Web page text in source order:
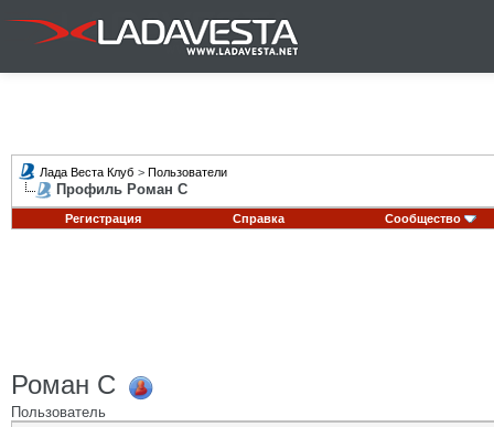
Лада Веста Клуб > Пользователи
Профиль Роман С
Регистрация Справка Сообщество
Роман С
Пользователь